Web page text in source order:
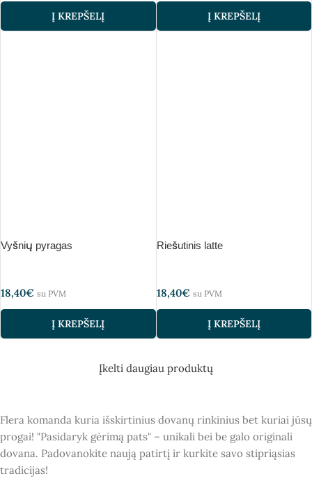
Į KREPŠELĮ Į KREPŠELĮ
Vyšnių pyragas
18,40€ su PVM
Į KREPŠELĮ
Riešutinis latte
18,40€ su PVM
Į KREPŠELĮ
Įkelti daugiau produktų
Flera komanda kuria išskirtinius dovanų rinkinius bet kuriai jūsų
progai! "Pasidaryk gėrimą pats" – unikali bei be galo originali
dovana. Padovanokite naują patirtį ir kurkite savo stipriąsias
tradicijas!